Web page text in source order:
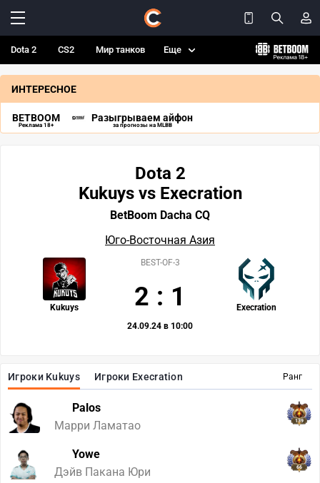
Dota 2 CS2 Мир танков Еще
ИНТЕРЕСНОЕ
BETBOOM
Реклама 18+
Разыгрываем айфон
за прогнозы на MLBB
Ранг
Игроки Kukuys Игроки Execration
Palos
Марри Ламатао
139
Yowe
Дэйв Пакана Юри
66
Dota 2
Kukuys vs Execration
BetBoom Dacha CQ
Юго-Восточная Азия
Kukuys Execration
BEST-OF-3
2 : 1
24.09.24 в 10:00